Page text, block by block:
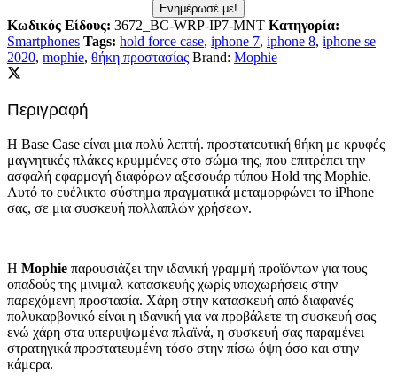
Ενημέρωσέ με!
Κωδικός Είδους: 3672_BC-WRP-IP7-MNT Κατηγορία:
Smartphones Tags: hold force case, iphone 7, iphone 8, iphone se
2020, mophie, θήκη προστασίας Brand: Mophie
Περιγραφή
Η Base Case είναι μια πολύ λεπτή. προστατευτική θήκη με κρυφές
μαγνητικές πλάκες κρυμμένες στο σώμα της, που επιτρέπει την
ασφαλή εφαρμογή διαφόρων αξεσουάρ τύπου Hold της Mophie.
Αυτό το ευέλικτο σύστημα πραγματικά μεταμορφώνει το iPhone
σας, σε μια συσκευή πολλαπλών χρήσεων.
Η Mophie παρουσιάζει την ιδανική γραμμή προϊόντων για τους
οπαδούς της μινιμαλ κατασκευής χωρίς υποχωρήσεις στην
παρεχόμενη προστασία. Χάρη στην κατασκευή από διαφανές
πολυκαρβονικό είναι η ιδανική για να προβάλετε τη συσκευή σας
ενώ χάρη στα υπερυψωμένα πλαϊνά, η συσκευή σας παραμένει
στρατηγικά προστατευμένη τόσο στην πίσω όψη όσο και στην
κάμερα.